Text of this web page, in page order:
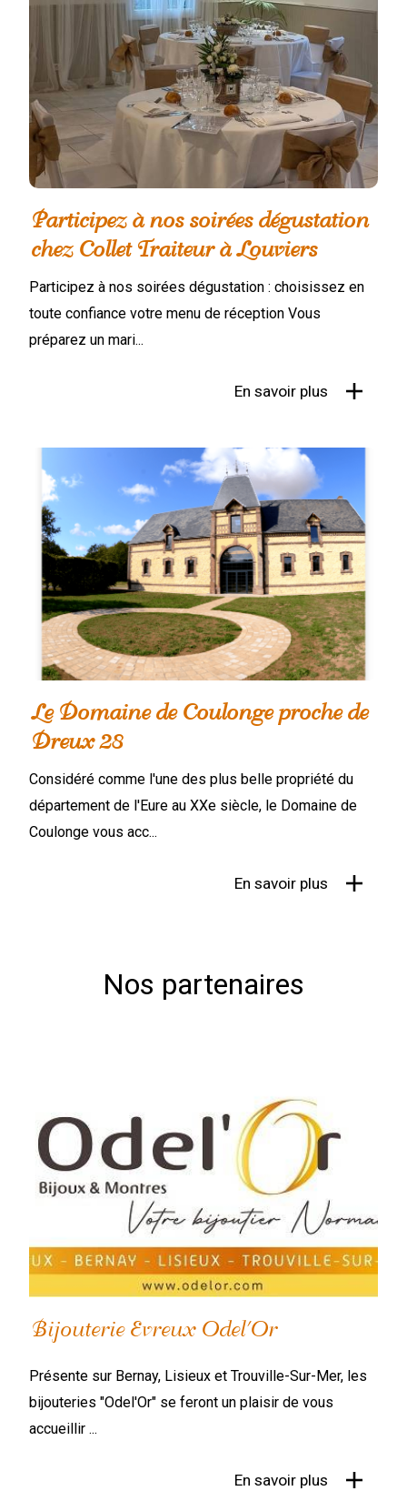
Participez à nos soirées dégustation
chez Collet Traiteur à Louviers
Participez à nos soirées dégustation : choisissez en
toute confiance votre menu de réception Vous
préparez un mari...
En savoir plus
Le Domaine de Coulonge proche de
Dreux 28
Considéré comme l'une des plus belle propriété du
département de l'Eure au XXe siècle, le Domaine de
Coulonge vous acc...
En savoir plus
Nos partenaires
Bijouterie Evreux Odel'Or
Présente sur Bernay, Lisieux et Trouville-Sur-Mer, les
bijouteries "Odel'Or" se feront un plaisir de vous
accueillir ...
En savoir plus